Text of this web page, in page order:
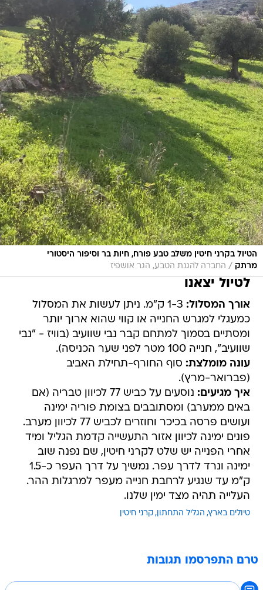
הטיול בקרני חיטין משלב טבע פורח, חיות בר וסיפור היסטורי
מרתק / החברה להגנת הטבע, הגר אושפיז
לטיול יצאנו
אורך המסלול:
1-3 ק"מ. ניתן לעשות את המסלול
כמעגלי למגרש החנייה או קווי שהוא ארוך יותר
ומסתיים בסמוך למתחם קבר נבי שוועיב (בוויז - "נבי
שוועיב", חנייה 100 מטר לפני שער הכניסה).
עונה מומלצת: סוף החורף-תחילת האביב
(פברואר-מרץ).
איך מגיעים:
נוסעים על כביש 77 לכיוון טבריה (אם
באים ממערב) ומסתובבים בצומת פוריה ימינה
ועושים פרסה בכיכר וחוזרים לכביש 77 לכיוון מערב.
פונים ימינה לכיוון אזור התעשייה קדמת הגליל ומיד
אחרי הפנייה יש שלט לקרני חיטין, שם נפנה שוב
ימינה ונרד לדרך עפר. נמשיך על דרך העפר כ-1.5
ק"מ עד שנגיע לרחבת חנייה מעפר למרגלות ההר.
העלייה תהיה מצד ימין שלנו.
טיולים בארץ הגליל התחתון קרני חיטין
טרם התפרסמו תגובות